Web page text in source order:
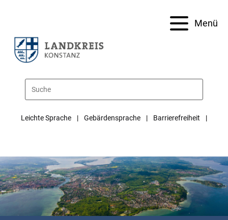
Menü
Leichte Sprache Gebärdensprache Barrierefreiheit